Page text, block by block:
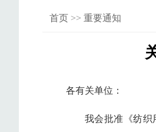
首页 >> 重要通知
各有关单位：
我会批准《纺织